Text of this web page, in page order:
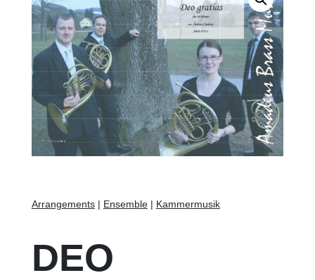
Arrangements| Ensemble| Kammermusik
DEO